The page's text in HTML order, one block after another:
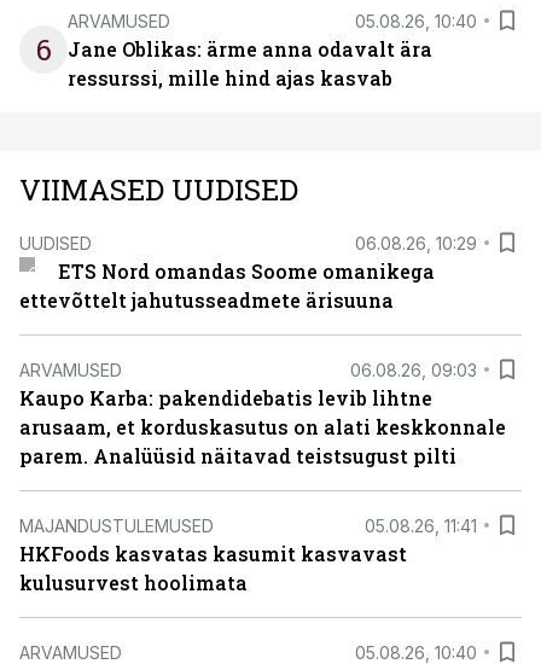
6
ARVAMUSED 05.08.26, 10:40
Jane Oblikas: ärme anna odavalt ära
ressurssi, mille hind ajas kasvab
VIIMASED UUDISED
UUDISED 06.08.26, 10:29
ETS Nord omandas Soome omanikega
ettevõttelt jahutusseadmete ärisuuna
ARVAMUSED 06.08.26, 09:03
Kaupo Karba: pakendidebatis levib lihtne
arusaam, et korduskasutus on alati keskkonnale
parem. Analüüsid näitavad teistsugust pilti
MAJANDUSTULEMUSED 05.08.26, 11:41
HKFoods kasvatas kasumit kasvavast
kulusurvest hoolimata
ARVAMUSED 05.08.26, 10:40